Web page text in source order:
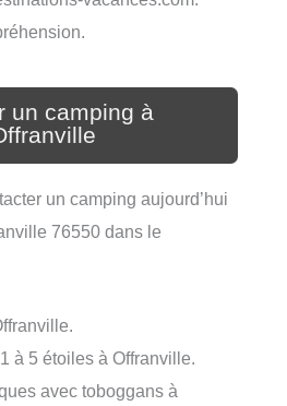
un camping à
un camping aujourd’hui
76550 dans le
à 5 étoiles à Offranville.
avec toboggans à